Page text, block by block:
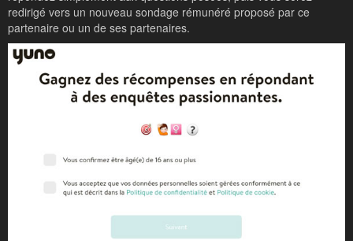
redirigé vers un nouveau sondage rémunéré proposé par ce
partenaire ou un de ses partenaires.